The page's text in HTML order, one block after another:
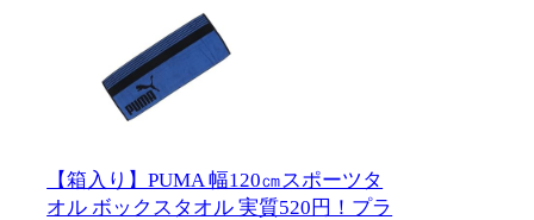
【箱入り】PUMA 幅120㎝スポーツタ
オル ボックスタオル 実質520円！プラ